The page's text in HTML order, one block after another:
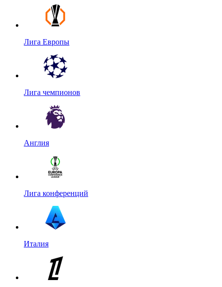
Лига Европы
Лига чемпионов
Англия
Лига конференций
Италия